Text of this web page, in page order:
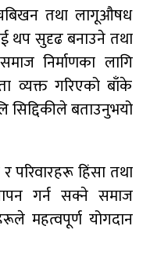
तथा लागूऔषध
थप सुदृढ बनाउने तथा
निर्माणका लागि
व्यक्त गरिएको बाँके
बताउनुभयो
परिवारहरू हिंसा तथा
गर्न सक्ने समाज
महत्वपूर्ण योगदान